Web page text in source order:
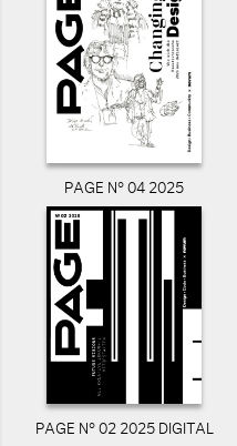
PAGE N° 04 2025
PAGE N° 02 2025 DIGITAL